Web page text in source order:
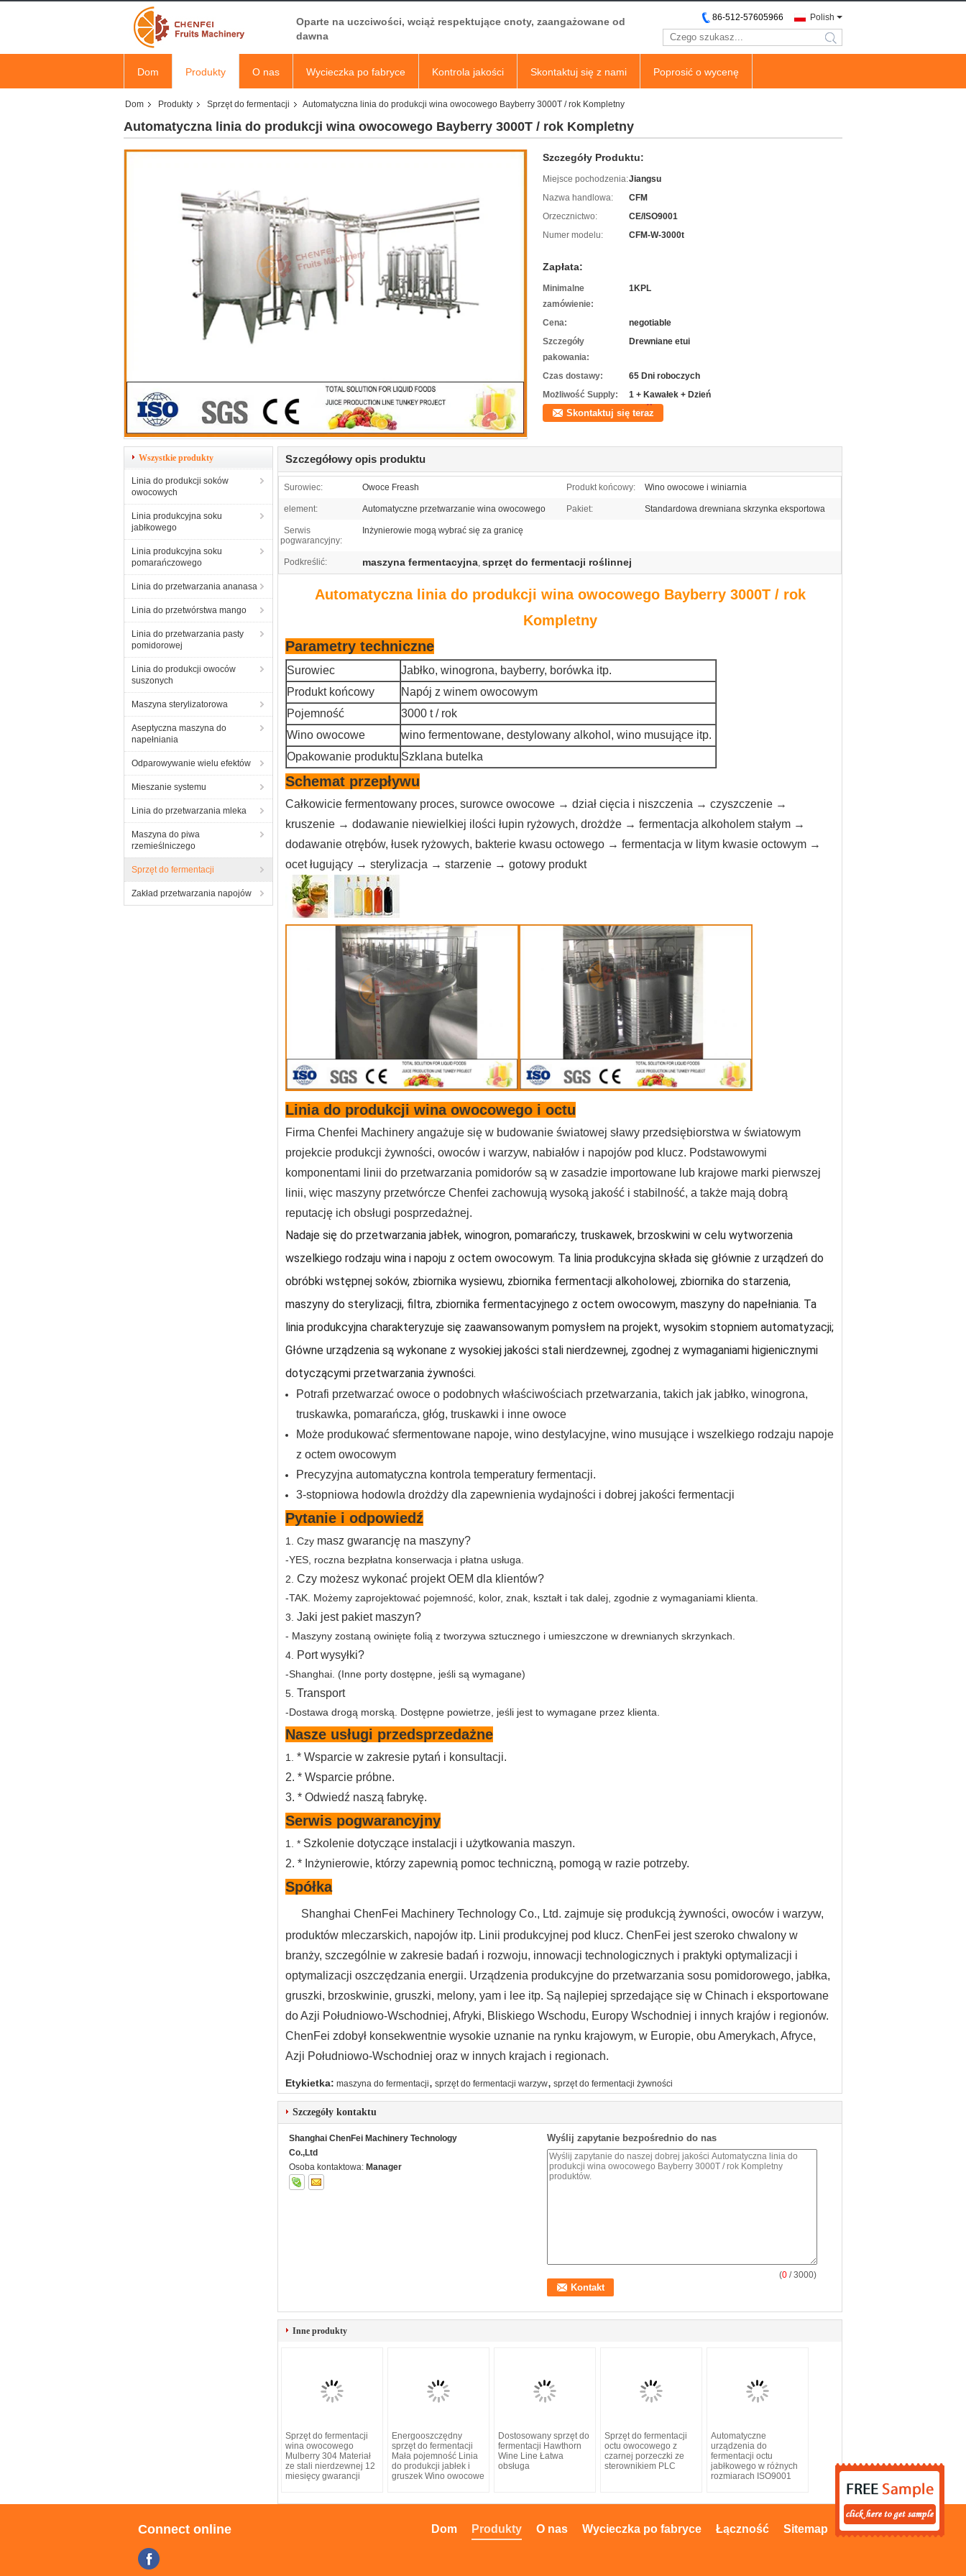
Oparte na uczciwości, wciąż respektujące cnoty, zaangażowane od
dawna
Polish
86-512-57605966
search
Dom Produkty O nas Wycieczka po fabryce Kontrola jakości Skontaktuj się z nami Poprosić o wycenę
Dom Produkty Sprzęt do fermentacji Automatyczna linia do produkcji wina owocowego Bayberry 3000T / rok Kompletny
Automatyczna linia do produkcji wina owocowego Bayberry 3000T / rok Kompletny
Szczegóły Produktu:
Miejsce pochodzenia:Jiangsu
Nazwa handlowa:
CFM
Orzecznictwo:
CE/ISO9001
Numer modelu:
CFM-W-3000t
Zapłata:
Minimalne
zamówienie:
1KPL
Cena:
negotiable
Szczegóły
pakowania:
Drewniane etui
Czas dostawy:
65 Dni roboczych
Możliwość Supply:
1 + Kawałek + Dzień
Skontaktuj się teraz
Wszystkie produkty
Linia do produkcji soków
owocowych
Linia produkcyjna soku
jabłkowego
Linia produkcyjna soku
pomarańczowego
Linia do przetwarzania ananasa
Linia do przetwórstwa mango
Linia do przetwarzania pasty
pomidorowej
Linia do produkcji owoców
suszonych
Maszyna sterylizatorowa
Aseptyczna maszyna do
napełniania
Odparowywanie wielu efektów
Mieszanie systemu
Linia do przetwarzania mleka
Maszyna do piwa
rzemieślniczego
Sprzęt do fermentacji
Zakład przetwarzania napojów
Szczegółowy opis produktu
Surowiec: Owoce Freash Produkt końcowy: Wino owocowe i winiarnia
element: Automatyczne przetwarzanie wina owocowego Pakiet: Standardowa drewniana skrzynka eksportowa
Serwis
pogwarancyjny:
Inżynierowie mogą wybrać się za granicę
Podkreślić: maszyna fermentacyjna, sprzęt do fermentacji roślinnej
Automatyczna linia do produkcji wina owocowego Bayberry 3000T / rok
Kompletny
Parametry techniczne
Surowiec
Jabłko, winogrona, bayberry, borówka itp.
Produkt końcowy
Napój z winem owocowym
Pojemność
3000 t / rok
Wino owocowe
wino fermentowane, destylowany alkohol, wino musujące itp.
Opakowanie produktu Szklana butelka
Schemat przepływu
Całkowicie fermentowany proces, surowce owocowe → dział cięcia i niszczenia → czyszczenie →
kruszenie → dodawanie niewielkiej ilości łupin ryżowych, drożdże → fermentacja alkoholem stałym →
dodawanie otrębów, łusek ryżowych, bakterie kwasu octowego → fermentacja w litym kwasie octowym →
ocet ługujący → sterylizacja → starzenie → gotowy produkt
Linia do produkcji wina owocowego i octu
Firma Chenfei Machinery angażuje się w budowanie światowej sławy przedsiębiorstwa w światowym
projekcie produkcji żywności, owoców i warzyw, nabiałów i napojów pod klucz. Podstawowymi
komponentami linii do przetwarzania pomidorów są w zasadzie importowane lub krajowe marki pierwszej
linii, więc maszyny przetwórcze Chenfei zachowują wysoką jakość i stabilność, a także mają dobrą
reputację ich obsługi posprzedażnej.
Nadaje się do przetwarzania jabłek, winogron, pomarańczy, truskawek, brzoskwini w celu wytworzenia
wszelkiego rodzaju wina i napoju z octem owocowym. Ta linia produkcyjna składa się głównie z urządzeń do
obróbki wstępnej soków, zbiornika wysiewu, zbiornika fermentacji alkoholowej, zbiornika do starzenia,
maszyny do sterylizacji, filtra, zbiornika fermentacyjnego z octem owocowym, maszyny do napełniania. Ta
linia produkcyjna charakteryzuje się zaawansowanym pomysłem na projekt, wysokim stopniem automatyzacji;
Główne urządzenia są wykonane z wysokiej jakości stali nierdzewnej, zgodnej z wymaganiami higienicznymi
dotyczącymi przetwarzania żywności.
Potrafi przetwarzać owoce o podobnych właściwościach przetwarzania, takich jak jabłko, winogrona,
truskawka, pomarańcza, głóg, truskawki i inne owoce
Może produkować sfermentowane napoje, wino destylacyjne, wino musujące i wszelkiego rodzaju napoje
z octem owocowym
Precyzyjna automatyczna kontrola temperatury fermentacji.
3-stopniowa hodowla drożdży dla zapewnienia wydajności i dobrej jakości fermentacji
Pytanie i odpowiedź
1. Czy masz gwarancję na maszyny?
-YES, roczna bezpłatna konserwacja i płatna usługa.
2. Czy możesz wykonać projekt OEM dla klientów?
-TAK. Możemy zaprojektować pojemność, kolor, znak, kształt i tak dalej, zgodnie z wymaganiami klienta.
3. Jaki jest pakiet maszyn?
- Maszyny zostaną owinięte folią z tworzywa sztucznego i umieszczone w drewnianych skrzynkach.
4.
Port wysyłki?
-Shanghai. (Inne porty dostępne, jeśli są wymagane)
5. Transport
-Dostawa drogą morską. Dostępne powietrze, jeśli jest to wymagane przez klienta.
Nasze usługi przedsprzedażne
1. * Wsparcie w zakresie pytań i konsultacji.
2. * Wsparcie próbne.
3. * Odwiedź naszą fabrykę.
Serwis pogwarancyjny
1. * Szkolenie dotyczące instalacji i użytkowania maszyn.
2. * Inżynierowie, którzy zapewnią pomoc techniczną, pomogą w razie potrzeby.
Spółka
Shanghai ChenFei Machinery Technology Co., Ltd. zajmuje się produkcją żywności, owoców i warzyw,
produktów mleczarskich, napojów itp. Linii produkcyjnej pod klucz. ChenFei jest szeroko chwalony w
branży, szczególnie w zakresie badań i rozwoju, innowacji technologicznych i praktyki optymalizacji i
optymalizacji oszczędzania energii. Urządzenia produkcyjne do przetwarzania sosu pomidorowego, jabłka,
gruszki, brzoskwinie, gruszki, melony, yam i lee itp. Są najlepiej sprzedające się w Chinach i eksportowane
do Azji Południowo-Wschodniej, Afryki, Bliskiego Wschodu, Europy Wschodniej i innych krajów i regionów.
ChenFei zdobył konsekwentnie wysokie uznanie na rynku krajowym, w Europie, obu Amerykach, Afryce,
Azji Południowo-Wschodniej oraz w innych krajach i regionach.
Etykietka: maszyna do fermentacji, sprzęt do fermentacji warzyw, sprzęt do fermentacji żywności
Szczegóły kontaktu
Shanghai ChenFei Machinery Technology
Co.,Ltd
Osoba kontaktowa: Manager
Wyślij zapytanie bezpośrednio do nas
(0 / 3000)
Inne produkty
Sprzęt do fermentacji
wina owocowego
Mulberry 304 Materiał
ze stali nierdzewnej 12
miesięcy gwarancji
Energooszczędny
sprzęt do fermentacji
Mała pojemność Linia
do produkcji jabłek i
gruszek Wino owocowe
Dostosowany sprzęt do
fermentacji Hawthorn
Wine Line Łatwa
obsługa
Sprzęt do fermentacji
octu owocowego z
czarnej porzeczki ze
sterownikiem PLC
Automatyczne
urządzenia do
fermentacji octu
jabłkowego w różnych
rozmiarach ISO9001
Connect online Sitemap
Łączność
Wycieczka po fabryce
O nas
Produkty
Dom